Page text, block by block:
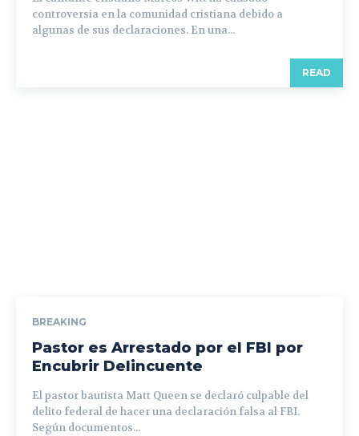
controversia en la comunidad cristiana debido a
algunas de sus declaraciones. En una...
READ
BREAKING
Pastor es Arrestado por el FBI por
Encubrir Delincuente
El pastor bautista Matt Queen se declaró culpable del
delito federal de hacer una declaración falsa al FBI.
Según documentos...